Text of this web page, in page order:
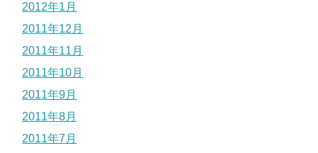
2012年1月
2011年12月
2011年11月
2011年10月
2011年9月
2011年8月
2011年7月